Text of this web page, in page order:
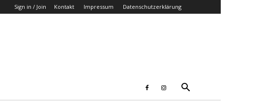
Sign in / Join Kontakt Impressum Datenschutzerklärung